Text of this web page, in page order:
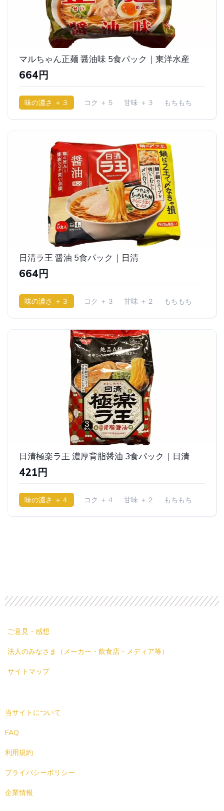
マルちゃん正麺 醤油味 5食パック｜東洋水産
664円
味の濃さ ＋３ コク ＋５ 甘味 ＋３ もちもち
日清ラ王 醤油 5食パック｜日清
664円
味の濃さ ＋３ コク ＋３ 甘味 ＋２ もちもち
日清極楽ラ王 濃厚背脂醤油 3食パック｜日清
421円
味の濃さ ＋４ コク ＋４ 甘味 ＋２ もちもち
ご意見・感想
法人のみなさま（メーカー・飲食店・メディア等）
サイトマップ
当サイトについて
FAQ
利用規約
プライバシーポリシー
企業情報